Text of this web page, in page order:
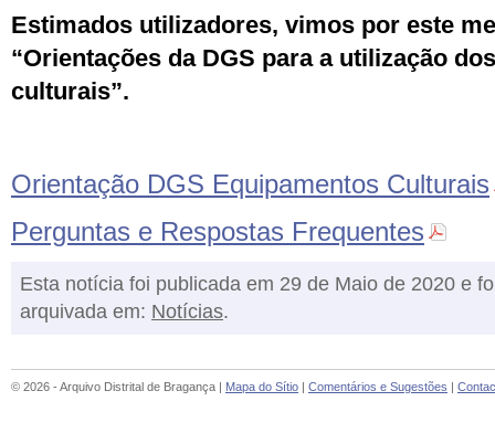
Estimados utilizadores, vimos por este
“Orientações da DGS para a utilização
culturais”.
Orientação DGS Equipamentos Culturais
Perguntas e Respostas Frequentes
Esta notícia foi publicada em 29 de Maio de 2020 e
arquivada em: Notícias.
© 2026 - Arquivo Distrital de Bragança | Mapa do Sítio Comentários e Sugestões